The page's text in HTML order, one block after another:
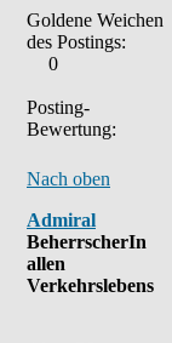
Goldene Weichen
des Postings:
0
Posting-
Bewertung:
Nach oben
Admiral
BeherrscherIn
allen
Verkehrslebens